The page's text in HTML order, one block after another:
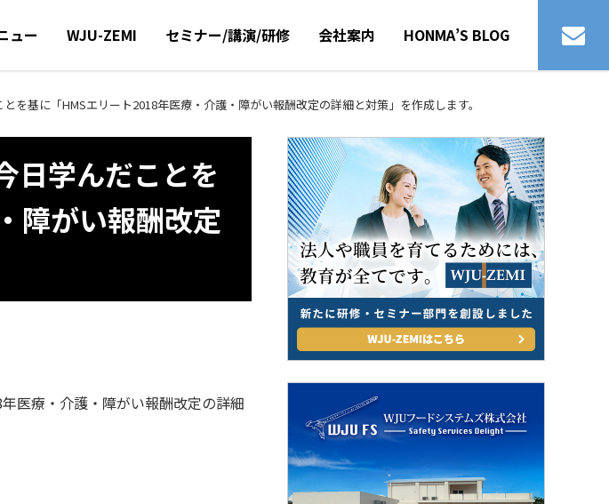
ュー WJU-ZEMI セミナー/講演/研修 会社案内 HONMA’S BLOG
を基に「HMSエリート2018年医療・介護・障がい報酬改定の詳細と対策」を作成します。
日学んだことを
障がい報酬改定
医療・介護・障がい報酬改定の詳細